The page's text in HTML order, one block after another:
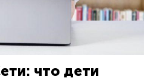
что дети